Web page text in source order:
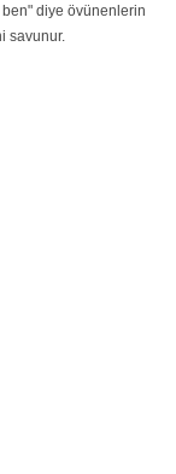
ben" diye övünenlerin
savunur.